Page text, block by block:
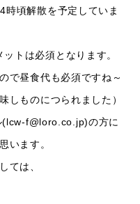
時頃解散を予定していま
トは必須となります。
で昼食代も必須ですね～
しものにつられました）
(lcw-f@loro.co.jp)の方に
います。
ては、